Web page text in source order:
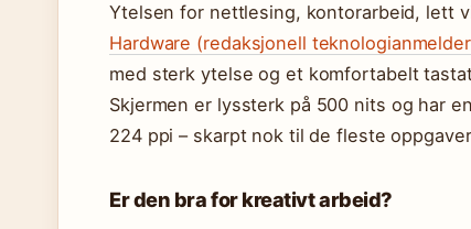
Ytelsen for nettlesing, kontorarbeid, lett
Hardware (redaksjonell
med sterk ytelse og et komfortabelt
Skjermen er lyssterk på 500 nits og har
224 ppi – skarpt nok til de fleste
Er den bra for kreativt arbeid?